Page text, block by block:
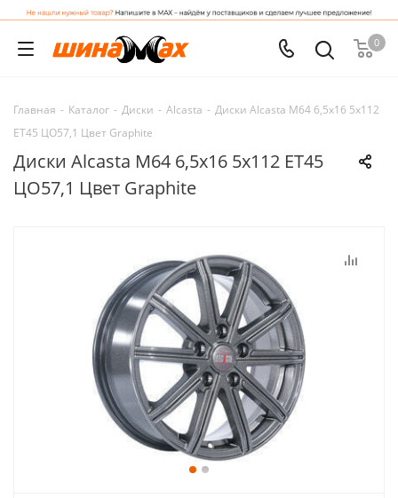
0
Главная - Каталог - Диски - Alcasta - Диски Alcasta M64 6,5x16 5x112
ET45 ЦО57,1 Цвет Graphite
Диски Alcasta M64 6,5x16 5x112 ET45
ЦО57,1 Цвет Graphite